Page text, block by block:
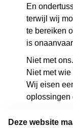
Deze website
En
terwijl wij
te bereiken
is
Niet met ons.
Niet met
Wij eisen
oplossingen
Teken de